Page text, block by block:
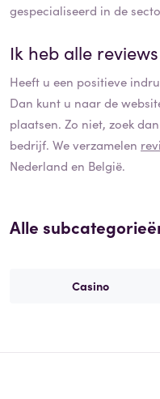
gespecialiseerd in de
Ik heb alle
Heeft u een positieve
Dan kunt u naar de
plaatsen. Zo niet, zoek
bedrijf. We verzamelen
Nederland en België.
Alle
Casino